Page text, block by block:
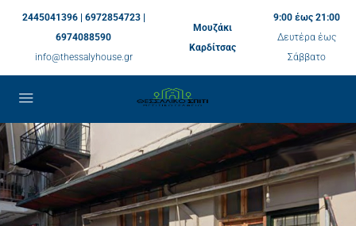
2445041396 | 6972854723 |
6974088590
info@thessalyhouse.gr
Μουζάκι
Καρδίτσας
9:00 έως 21:00
Δευτέρα έως
Σάββατο